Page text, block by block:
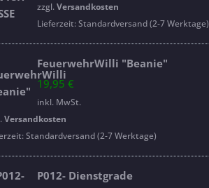
war:
16,95 €
ist:
14,95 €.
zzgl.Versandkosten
Lieferzeit:Standardversand (2-7 Werktage)
FeuerwehrWilli "Beanie"
19,95 €
inkl. MwSt.
Versandkosten
Standardversand (2-7 Werktage)
P012- Dienstgrade